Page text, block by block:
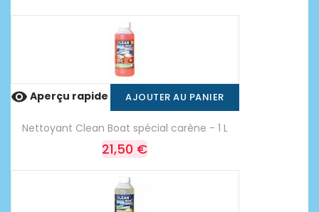
 Aperçu rapide AJOUTER AU PANIER
Nettoyant Clean Boat spécial carène - 1 L
21,50 €